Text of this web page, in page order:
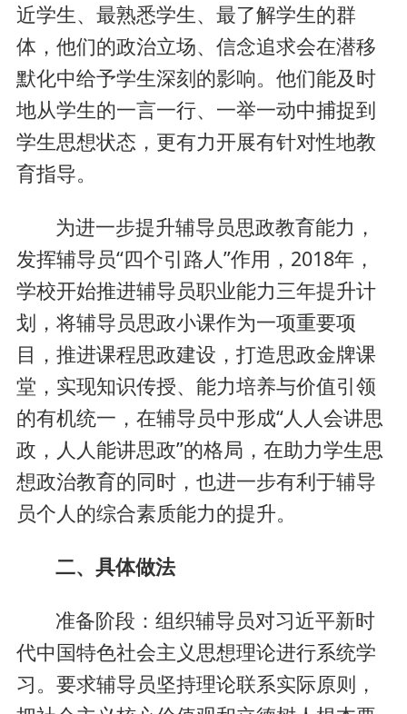
近学生、最熟悉学生、最了解学生的群
体，他们的政治立场、信念追求会在潜移
默化中给予学生深刻的影响。他们能及时
地从学生的一言一行、一举一动中捕捉到
学生思想状态，更有力开展有针对性地教
育指导。
为进一步提升辅导员思政教育能力，
发挥辅导员“四个引路人”作用，2018年，
学校开始推进辅导员职业能力三年提升计
划，将辅导员思政小课作为一项重要项
目，推进课程思政建设，打造思政金牌课
堂，实现知识传授、能力培养与价值引领
的有机统一，在辅导员中形成“人人会讲思
政，人人能讲思政”的格局，在助力学生思
想政治教育的同时，也进一步有利于辅导
员个人的综合素质能力的提升。
二、具体做法
准备阶段：组织辅导员对习近平新时
代中国特色社会主义思想理论进行系统学
习。要求辅导员坚持理论联系实际原则，